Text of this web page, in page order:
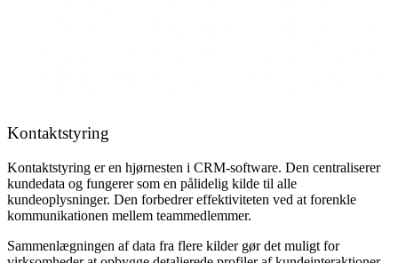
Kontaktstyring
Kontaktstyring er en hjørnesten i CRM-software. Den centraliserer
kundedata og fungerer som en pålidelig kilde til alle
kundeoplysninger. Den forbedrer effektiviteten ved at forenkle
kommunikationen mellem teammedlemmer.
Sammenlægningen af data fra flere kilder gør det muligt for